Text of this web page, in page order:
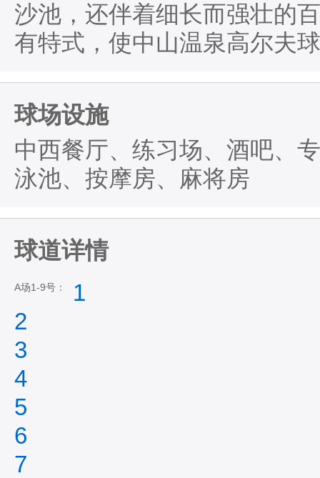
沙池，还伴着细长而强壮的
有特式，使中山温泉高尔夫
球场设施
中西餐厅、练习场、酒吧、
泳池、按摩房、麻将房
球道详情
A场1-9号：
1
2
3
4
5
6
7